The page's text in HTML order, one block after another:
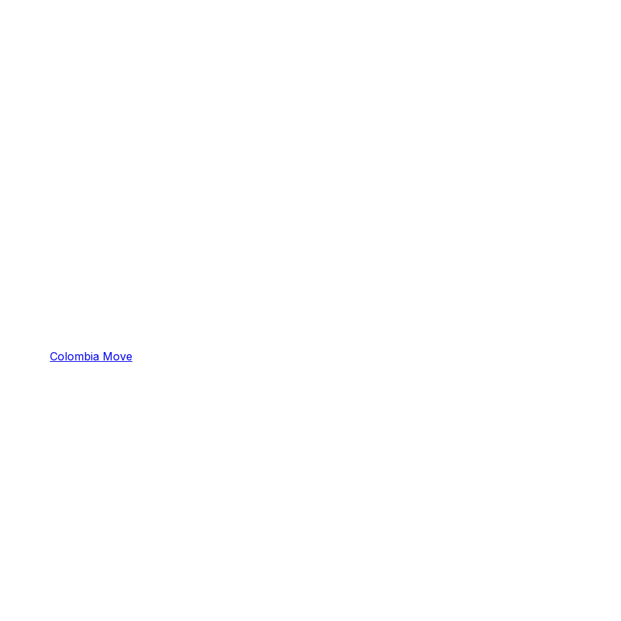
Colombia Move